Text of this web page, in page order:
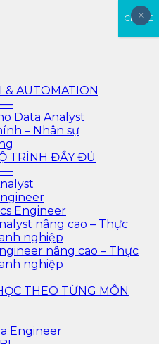
liệu & AI Insight Data
tích dữ liệu & AI chuyên
bảo hiểm – chứng khoán
thực tế, cá nhân hóa
Data Analyst
– Nhân sự
ĐẦY ĐỦ
Engineer
nâng cao – Thực
nghiệp
nâng cao – Thực
nghiệp
THEO TỪNG MÔN
Engineer
×
CLOSE
×